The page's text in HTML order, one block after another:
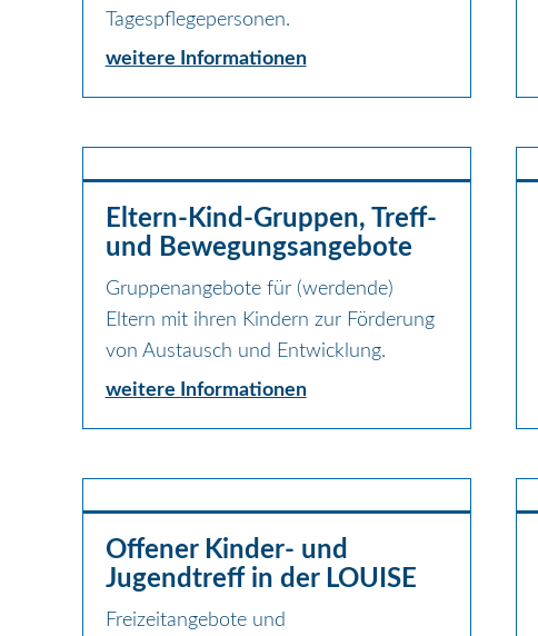
Tagespflegepersonen.
weitere Informationen
Eltern-Kind-Gruppen, Treff-
und Bewegungsangebote
Gruppenangebote für (werdende)
Eltern mit ihren Kindern zur Förderung
von Austausch und Entwicklung.
weitere Informationen
Offener Kinder- und
Jugendtreff in der LOUISE
Freizeitangebote und